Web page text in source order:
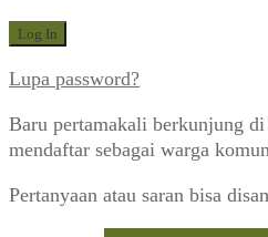
Lupa password?
Baru pertamakali berkunjung
mendaftar sebagai warga
Pertanyaan atau saran bisa